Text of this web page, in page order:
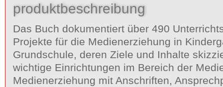
produktbeschreibung
Das Buch dokumentiert über 490
Projekte für die Medienerziehung in
Grundschule, deren Ziele und Inhalte
wichtige Einrichtungen im Bereich der
Medienerziehung mit Anschriften,